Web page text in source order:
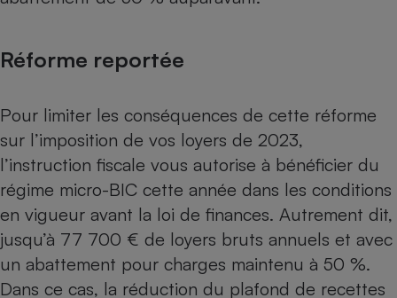
Réforme reportée
Pour limiter les conséquences de cette réforme
sur l’imposition de vos loyers de 2023,
l’instruction fiscale vous autorise à bénéficier du
régime micro-BIC cette année dans les conditions
en vigueur avant la loi de finances. Autrement dit,
jusqu’à 77 700 € de loyers bruts annuels et avec
un abattement pour charges maintenu à 50 %.
Dans ce cas, la réduction du plafond de recettes